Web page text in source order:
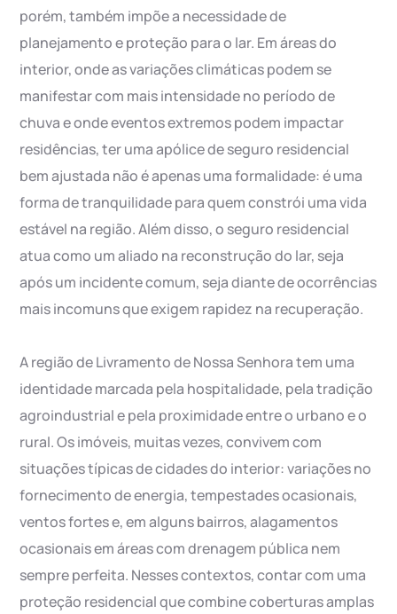
porém, também impõe a necessidade de
planejamento e proteção para o lar. Em áreas do
interior, onde as variações climáticas podem se
manifestar com mais intensidade no período de
chuva e onde eventos extremos podem impactar
residências, ter uma apólice de seguro residencial
bem ajustada não é apenas uma formalidade: é uma
forma de tranquilidade para quem constrói uma vida
estável na região. Além disso, o seguro residencial
atua como um aliado na reconstrução do lar, seja
após um incidente comum, seja diante de ocorrências
mais incomuns que exigem rapidez na recuperação.
A região de Livramento de Nossa Senhora tem uma
identidade marcada pela hospitalidade, pela tradição
agroindustrial e pela proximidade entre o urbano e o
rural. Os imóveis, muitas vezes, convivem com
situações típicas de cidades do interior: variações no
fornecimento de energia, tempestades ocasionais,
ventos fortes e, em alguns bairros, alagamentos
ocasionais em áreas com drenagem pública nem
sempre perfeita. Nesses contextos, contar com uma
proteção residencial que combine coberturas amplas